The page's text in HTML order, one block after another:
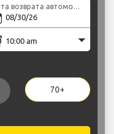
Дата возврата автомобиля
70+